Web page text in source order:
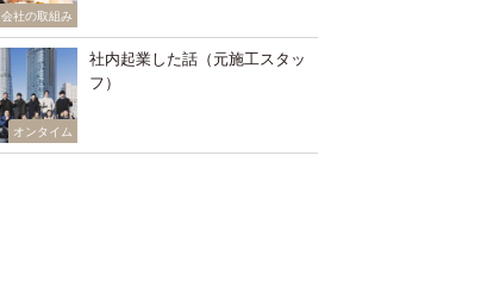
会社の取組み
オンタイム
社内起業した話（元施工スタッ
フ）